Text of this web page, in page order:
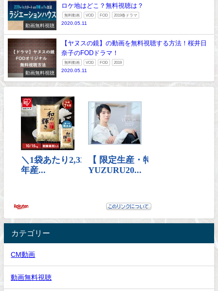
動画無料視聴
ロケ地はどこ？無料視聴は？
無料動画 VOD FOD 2019春ドラマ
2020.05.11
動画無料視聴
【ヤヌスの鏡】の動画を無料視聴する方法！桜井日
奈子のFODドラマ！
無料動画 VOD FOD 2019
2020.05.11
カテゴリー
CM動画
動画無料視聴